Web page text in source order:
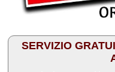
SERVIZIO